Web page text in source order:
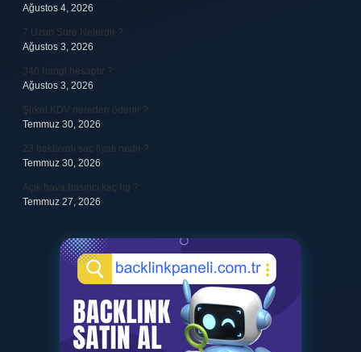
Ağustos 4, 2026
7 Uzun Sure Nelerdir ?
Ağustos 3, 2026
340 hangi hesaptır ?
Ağustos 3, 2026
Şirket KDV nereden ödenir ?
Temmuz 30, 2026
23 baklavalı sac fiyatı nedir ?
Temmuz 30, 2026
Açık hava basıncı kaç hg ?
Temmuz 27, 2026